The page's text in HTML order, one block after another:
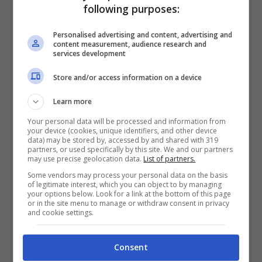
all’inizio della stagione”, ammette Paolo
Ciabatti, direttore sportivo di Ducati
Corse, in un’intervista a SPEDWEEK.com.
Le condizioni di Marc
Marquez
Erano in molti a credere che sarebbe
tornato subito ai livelli precedenti
all’infortunio. E invece, complice anche
unaRC213Vche accusa dei ritardi tecnici
e un pessimo feeling con le nuove gomme
Michelin, Marquez si ritrova a faticare per
following purposes:
Personalised advertising and content, advertising and
content measurement, audience research and
services development
Store and/or access information on a device
Learn more
Your personal data will be processed and information from
your device (cookies, unique identifiers, and other device
data) may be stored by, accessed by and shared with 319
partners, or used specifically by this site. We and our partners
may use precise geolocation data. List of partners.
Some vendors may process your personal data on the basis
of legitimate interest, which you can object to by managing
your options below. Look for a link at the bottom of this page
or in the site menu to manage or withdraw consent in privacy
and cookie settings.
Consent